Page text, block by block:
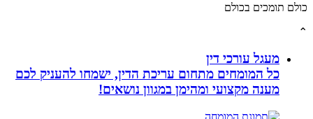
בכולם
מעגל עורכי דין
כל המומחים מתחום עריכת הדין, ישמחו להעניק לכם
מענה מקצועי ומהימן במגוון נושאים!